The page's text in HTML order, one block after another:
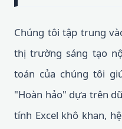
Chúng tôi tập trung
thị trường sáng tạo
toán của chúng tôi
"Hoàn hảo" dựa trên
tính Excel khô khan,